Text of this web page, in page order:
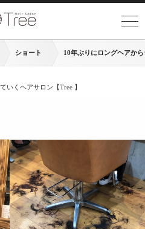
ショート 10年ぶりにロングヘアか
いくヘアサロン【Tree 】